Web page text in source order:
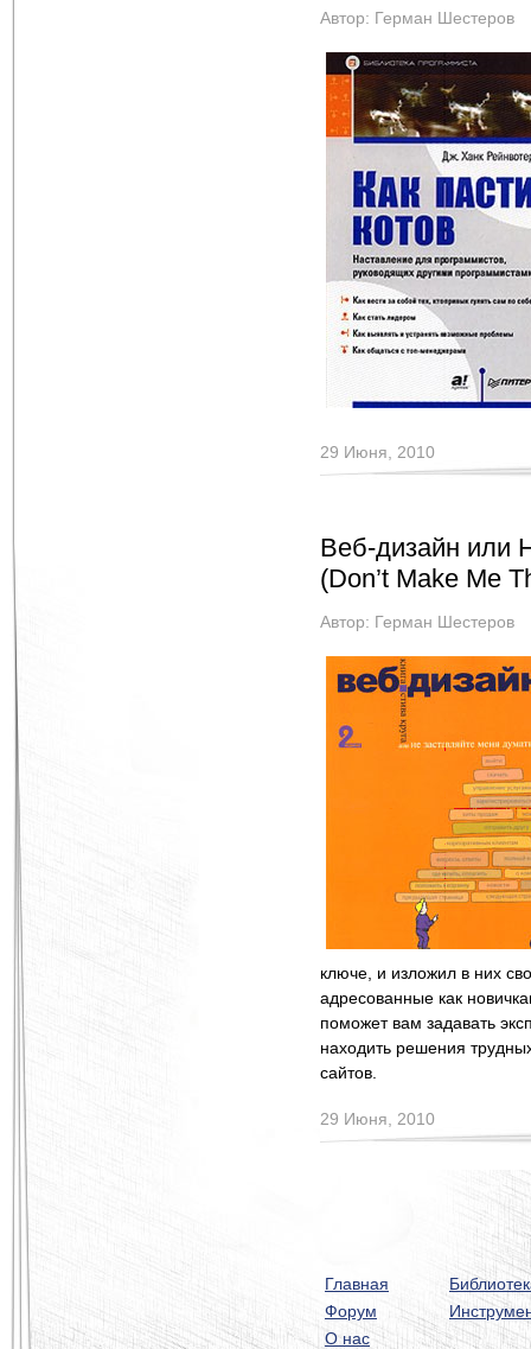
Автор: Герман Шестеров
29 Июня, 2010
Веб-дизайн или
(Don’t Make Me
Автор: Герман Шестеров
ключе, и изложил в них
адресованные как
поможет вам задавать
находить решения
сайтов.
29 Июня, 2010
Главная
Форум
О нас